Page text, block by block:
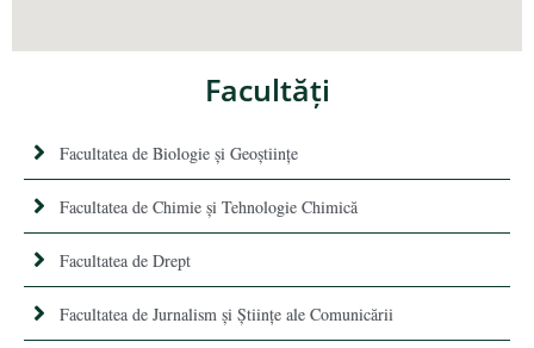
Facultăţi
Facultatea de Biologie și Geoștiințe
Facultatea de Chimie şi Tehnologie Chimică
Facultatea de Drept
Facultatea de Jurnalism şi Ştiinţe ale Comunicării